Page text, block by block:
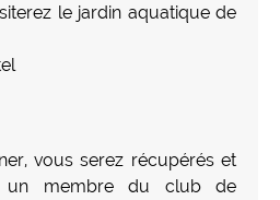
le jardin aquatique de
vous serez récupérés et
un membre du club de